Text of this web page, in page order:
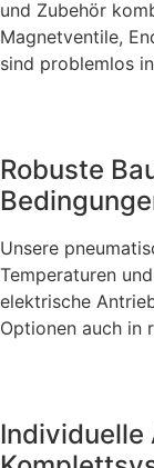
und Zubehör
Magnetventile,
sind problemlos
Robuste
Unsere
Temperaturen
elektrische
Optionen auch in
Individuelle